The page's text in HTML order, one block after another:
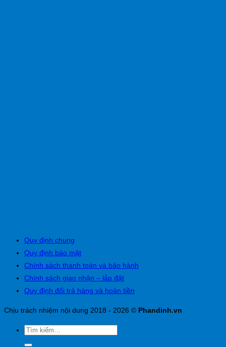
Quy định chung
Quy định bảo mật
Chính sách thanh toán và bảo hành
Chính sách giao nhận – lắp đặt
Quy định đổi trả hàng và hoàn tiền
Chịu trách nhiệm nội dung 2018 - 2026 © Phandinh.vn